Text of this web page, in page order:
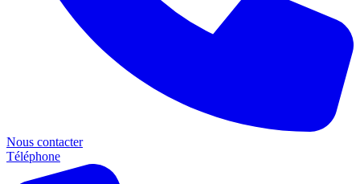
Nous contacter
Téléphone